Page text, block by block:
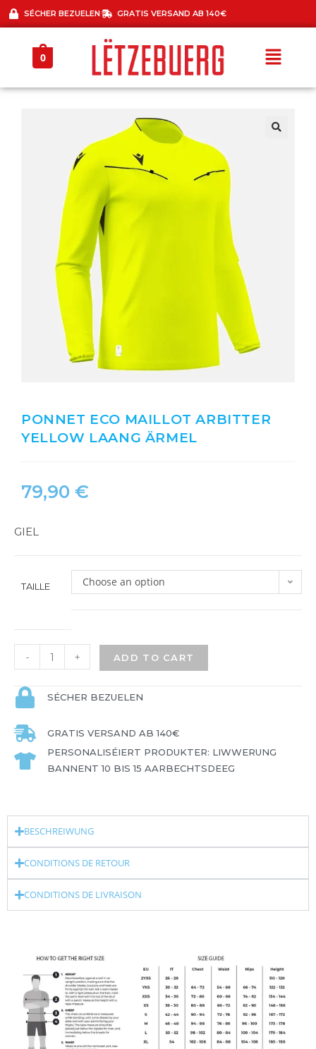
SÉCHER BEZUELEN GRATIS VERSAND AB 140€
0
PONNET ECO MAILLOT ARBITTER
YELLOW LAANG ÄRMEL
79,90 €
GIEL
TAILLE Choose an option
- + ADD TO CART
SÉCHER BEZUELEN
GRATIS VERSAND AB 140€
PERSONALISÉIERT PRODUKTER: LIWWERUNG
BANNENT 10 BIS 15 AARBECHTSDEEG
BESCHREIWUNG
CONDITIONS DE RETOUR
CONDITIONS DE LIVRAISON